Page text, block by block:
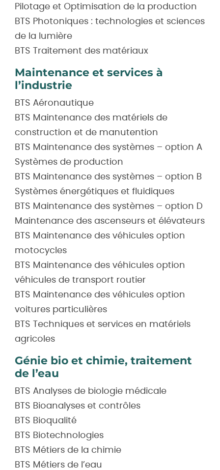
Pilotage et Optimisation de la production
BTS Photoniques : technologies et sciences
de la lumière
BTS Traitement des matériaux
Maintenance et services à
l’industrie
BTS Aéronautique
BTS Maintenance des matériels de
construction et de manutention
BTS Maintenance des systèmes – option A
Systèmes de production
BTS Maintenance des systèmes – option B
Systèmes énergétiques et fluidiques
BTS Maintenance des systèmes – option D
Maintenance des ascenseurs et élévateurs
BTS Maintenance des véhicules option
motocycles
BTS Maintenance des véhicules option
véhicules de transport routier
BTS Maintenance des véhicules option
voitures particulières
BTS Techniques et services en matériels
agricoles
Génie bio et chimie, traitement
de l’eau
BTS Analyses de biologie médicale
BTS Bioanalyses et contrôles
BTS Bioqualité
BTS Biotechnologies
BTS Métiers de la chimie
BTS Métiers de l’eau